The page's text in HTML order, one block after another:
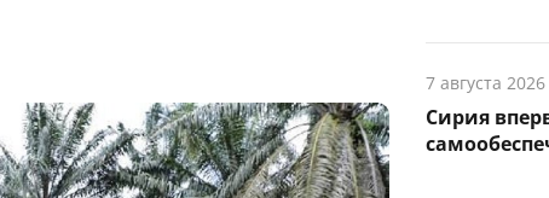
7 августа 2026
Сирия